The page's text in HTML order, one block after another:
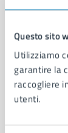
Questo sito
Utilizziamo
garantire la
raccogliere
utenti.
Aree
Organi di
Municipalità
Uffici